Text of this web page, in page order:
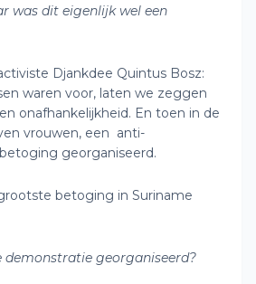
was dit eigenlijk wel een
Djankdee Quintus Bosz:
waren voor, laten we zeggen
onafhankelijkheid. En toen in de
vrouwen, een anti-
georganiseerd.
betoging in Suriname
demonstratie georganiseerd?